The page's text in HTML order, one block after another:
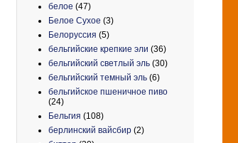
белое (47)
Белое Сухое (3)
Белоруссия (5)
бельгийские крепкие эли (36)
бельгийский светлый эль (30)
бельгийский темный эль (6)
бельгийское пшеничное пиво
(24)
Бельгия (108)
берлинский вайсбир (2)